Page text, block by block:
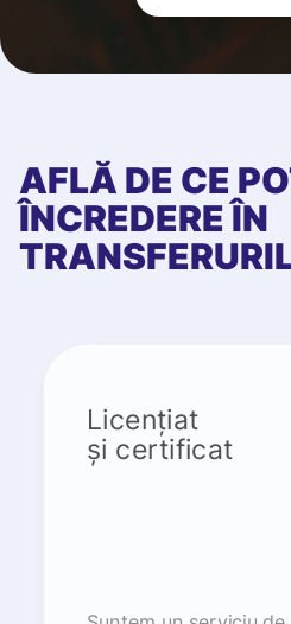
AFLĂ DE CE
ÎNCREDERE ÎN
Licențiat
și certificat